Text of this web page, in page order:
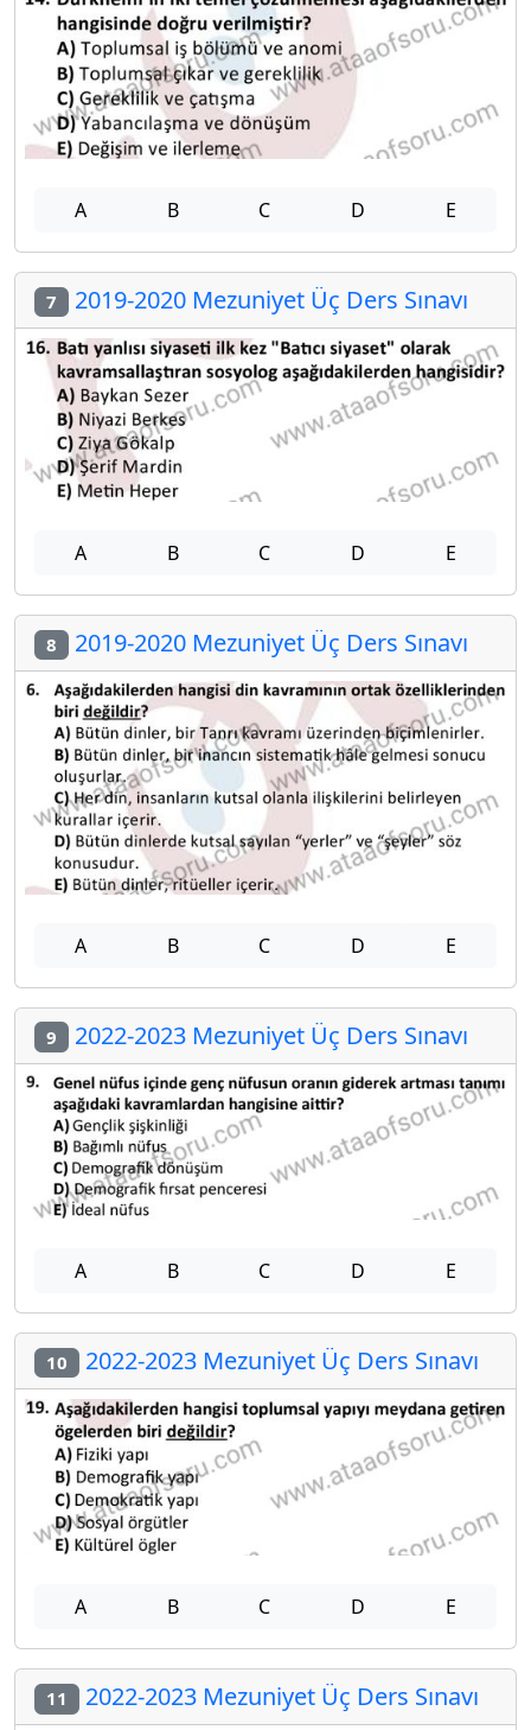
A B C D E
7 2019-2020 Mezuniyet Üç Ders Sınavı
A B C D E
8 2019-2020 Mezuniyet Üç Ders Sınavı
A B C D E
9 2022-2023 Mezuniyet Üç Ders Sınavı
A B C D E
10 2022-2023 Mezuniyet Üç Ders Sınavı
A B C D E
11 2022-2023 Mezuniyet Üç Ders Sınavı